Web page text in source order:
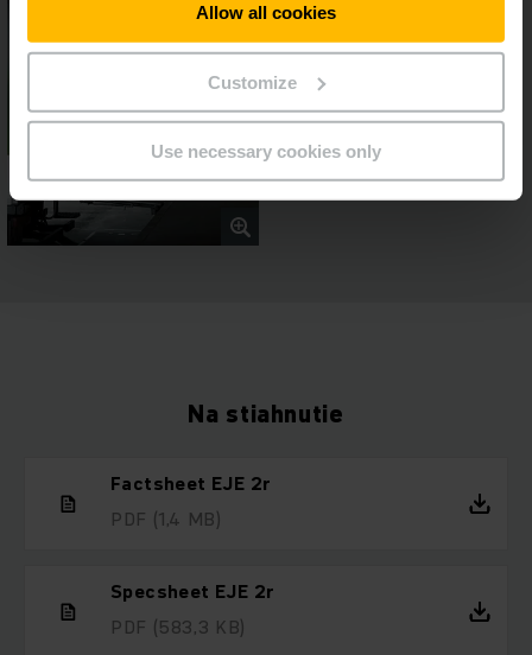
Allow all cookies
Customize
Use necessary cookies only
Na stiahnutie
Factsheet EJE 2r
PDF (1,4 MB)
Specsheet EJE 2r
PDF (583,3 KB)